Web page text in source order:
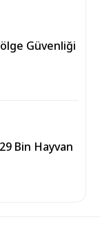
Güvenliği
Bin Hayvan